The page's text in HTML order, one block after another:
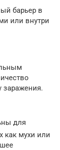
барьер в
или внутри
заражения.
для
как мухи или